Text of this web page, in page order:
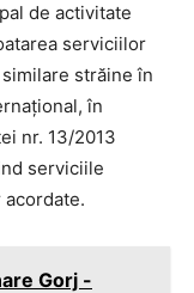
de activitate
serviciilor
străine în
în
nr. 13/2013
serviciile
Gorj -